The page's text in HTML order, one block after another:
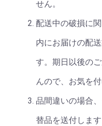
せん。
配送中の破損に
内にお届けの配
す。期日以後の
んので、お気を付
品間違いの場合
替品を送付しま